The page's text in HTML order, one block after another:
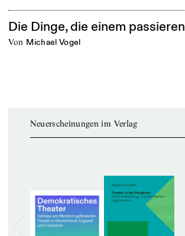
Die Dinge, die einem passieren
von Michael Vogel
Neuerscheinungen im Verlag